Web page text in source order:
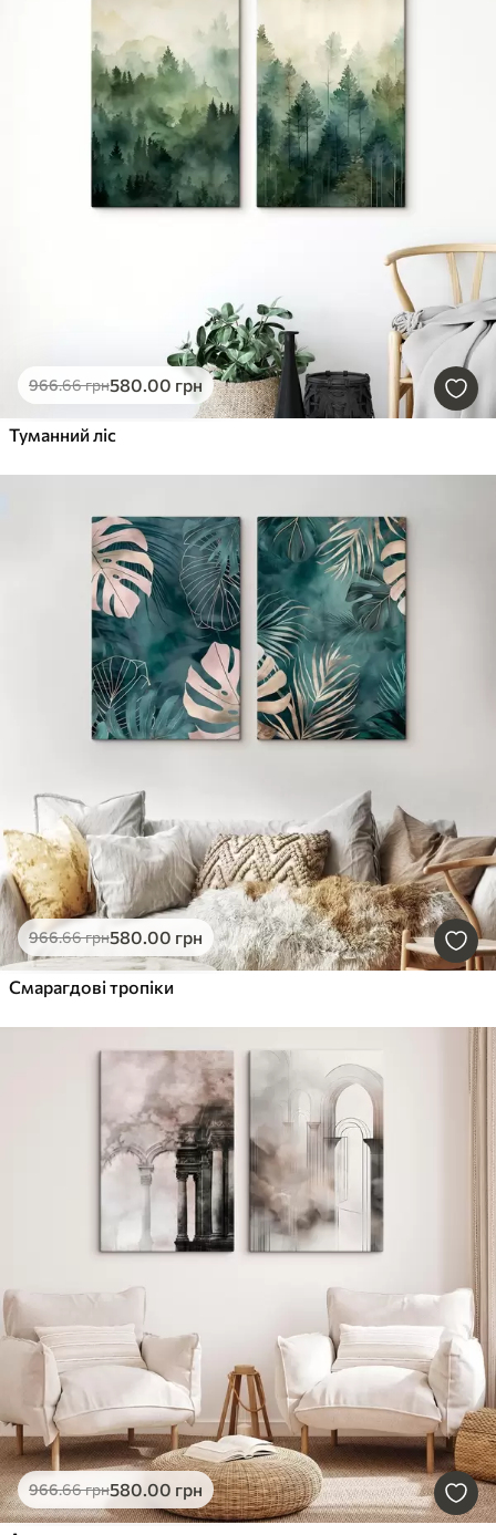
966.66грн580.00 грн
Туманний ліс
966.66грн580.00 грн
Смарагдові тропіки
966.66грн580.00 грн